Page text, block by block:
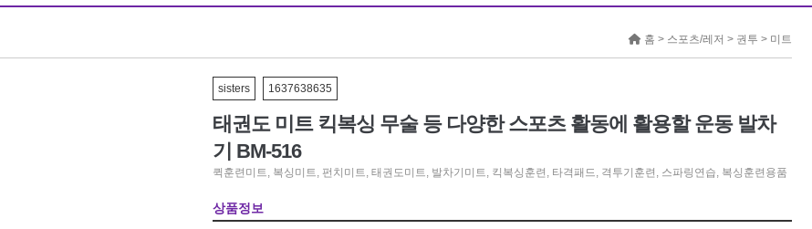
7 실리콘 손 빨래판
홈 > 스포츠/레저 > 권투 > 미트
sisters 1637638635
태권도 미트 킥복싱 무술 등 다양한 스포츠 활동에 활용할 운동 발차
기 BM-516
퀵훈련미트, 복싱미트, 펀치미트, 태권도미트, 발차기미트, 킥복싱훈련 , 타격패드, 격투기훈련 , 스파링연습, 복싱훈련용품
상품정보